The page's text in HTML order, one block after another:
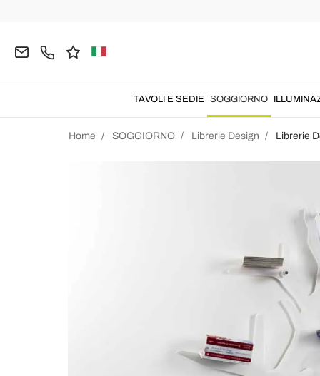
TAVOLI E SEDIE SOGGIORNO
Home SOGGIORNO Librerie Design Librerie